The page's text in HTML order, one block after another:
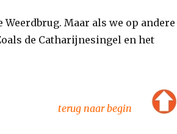
Maar als we op andere
de Catharijnesingel en het
terug naar begin